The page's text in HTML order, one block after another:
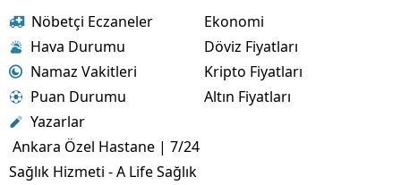
Nöbetçi Eczaneler
Hava Durumu
Namaz Vakitleri
Puan Durumu
Yazarlar
Ankara Özel Hastane | 7/24
Sağlık Hizmeti - A Life Sağlık
Ekonomi
Döviz Fiyatları
Kripto Fiyatları
Altın Fiyatları